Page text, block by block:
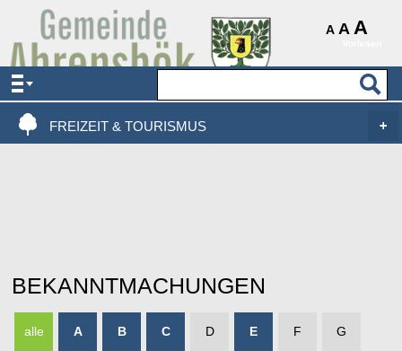
A A A
AKTUELLES & SERVICE
VERWALTUNG & POLITIK
FREIZEIT & TOURISMUS
BEKANNTMACHUNGEN
alle A B C D E F G